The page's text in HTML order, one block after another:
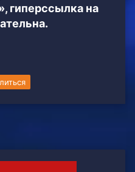
гиперссылка на